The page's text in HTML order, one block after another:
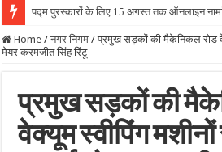
पद्म पुरस्कारों के लिए 15 अगस्त तक ऑनलाइन
Home / नगर निगम / प्रमुख सड़कों की मैकेनिकल रोड
मेयर करमजीत सिंह रिंटू
प्रमुख सड़कों की
वेक्यूम स्वीपिंग मशीनों